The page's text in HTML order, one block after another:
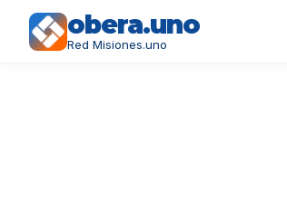
obera.uno
Red Misiones.uno